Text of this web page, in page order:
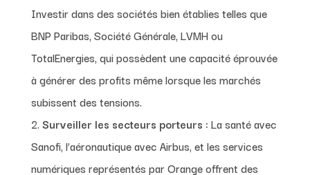
Investir dans des sociétés bien établies telles que
BNP Paribas, Société Générale, LVMH ou
TotalEnergies, qui possèdent une capacité éprouvée
à générer des profits même lorsque les marchés
subissent des tensions.
Surveiller les secteurs porteurs : La santé avec
Sanofi, l’aéronautique avec Airbus, et les services
numériques représentés par Orange offrent des